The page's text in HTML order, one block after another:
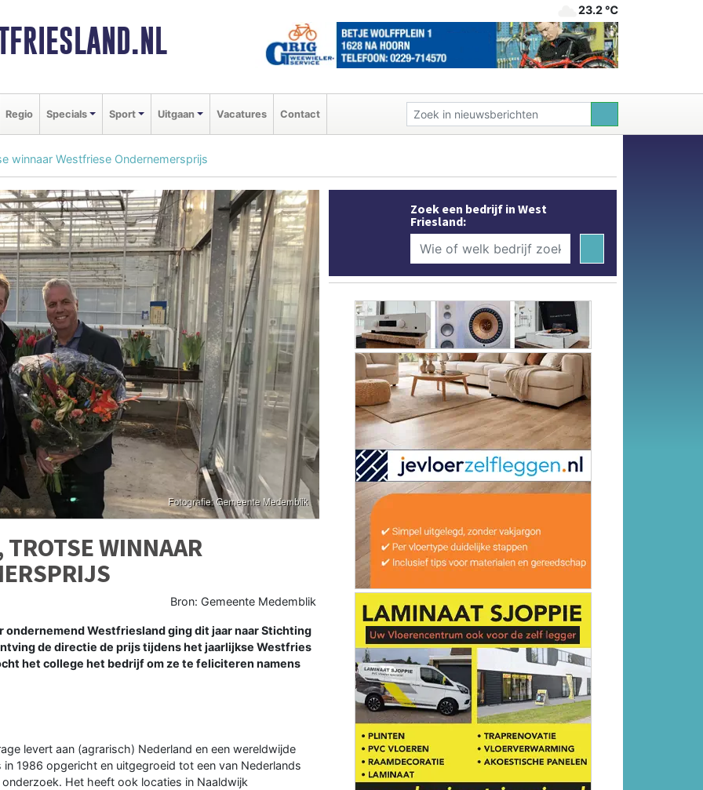
23.2 ℃
Regio Specials Sport Uitgaan Vacatures Contact
winnaar Westfriese Ondernemersprijs
WINNAAR
Bron: Gemeente Medemblik
ondernemend Westfriesland ging dit jaar naar Stichting
de directie de prijs tijdens het jaarlijkse Westfries
het college het bedrijf om ze te feliciteren namens
levert aan (agrarisch) Nederland en een wereldwijde
1986 opgericht en uitgegroeid tot een van Nederlands
Het heeft ook locaties in Naaldwijk
Zoek een bedrijf in West
Friesland: